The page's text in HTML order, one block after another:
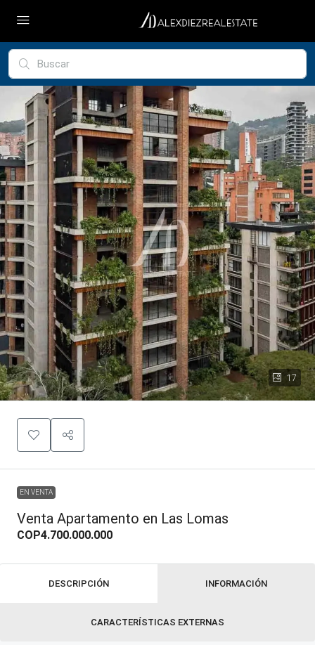
17
EN VENTA
Venta Apartamento en Las Lomas
COP4.700.000.000
DESCRIPCIÓN INFORMACIÓN
CARACTERÍSTICAS EXTERNAS